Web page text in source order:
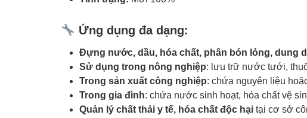
Ứng dụng đa dạng:
Đựng nước, dầu, hóa chất, phân bón lỏng, dung
Sử dụng trong nông nghiệp: lưu trữ nước tưới,
Trong sản xuất công nghiệp: chứa nguyên liệu
Trong gia đình: chứa nước sinh hoạt, hóa chất vệ
Quản lý chất thải y tế, hóa chất độc hại tại cơ sở